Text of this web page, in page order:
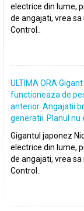
electrice din lume,
de angajati, vrea
Control..
ULTIMA ORA
functioneaza de
anterior. Angajatii
generatii. Planul nu
Gigantul japonez
electrice din lume,
de angajati, vrea
Control..